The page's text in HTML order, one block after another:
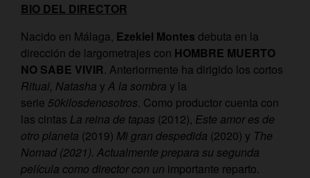
BIO DEL DIRECTOR
Nacido en Málaga, Ezekiel Montes debuta en la
dirección de largometrajes con HOMBRE MUERTO
NO SABE VIVIR. Anteriormente ha dirigido los cortos
Ritual, Natasha y A la sombra y la
serie 50kilosdenosotros. Como productor cuenta con
las cintas La reina de tapas (2012), Este amor es de
otro planeta (2019) Mi gran despedida (2020) y The
Nomad (2021). Actualmente prepara su segunda
película como director con un importante reparto.